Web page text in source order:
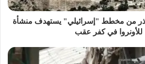
من مخطط "إسرائيلي" يستهدف منشأة
للأونروا في كفر عقب